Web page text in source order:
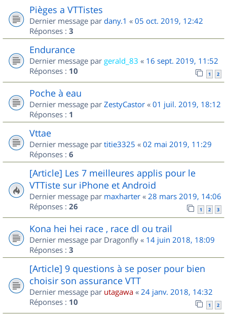
Pièges a VTTistes
Dernier message par dany.1 « 05 oct. 2019, 12:42
Réponses : 3
Endurance
Dernier message par gerald_83 « 16 sept. 2019, 11:52
Réponses : 10 1 2
Poche à eau
Dernier message par ZestyCastor « 01 juil. 2019, 18:12
Réponses : 1
Vttae
Dernier message par titie3325 « 02 mai 2019, 11:29
Réponses : 6
[Article] Les 7 meilleures applis pour le
VTTiste sur iPhone et Android
Dernier message par maxharter « 28 mars 2019, 14:06
Réponses : 26 1 2 3
Kona hei hei race , race dl ou trail
Dernier message par Dragonfly « 14 juin 2018, 18:09
Réponses : 3
[Article] 9 questions à se poser pour bien
choisir son assurance VTT
Dernier message par utagawa « 24 janv. 2018, 14:32
Réponses : 10 1 2